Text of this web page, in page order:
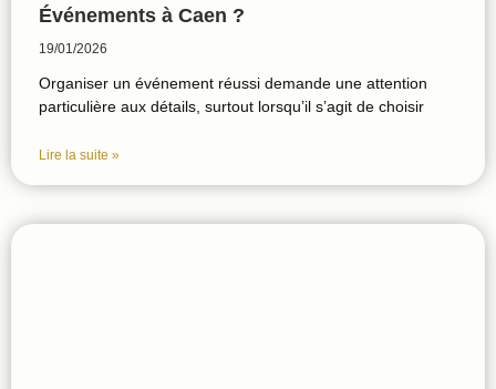
Événements à Caen ?
19/01/2026
Organiser un événement réussi demande une attention
particulière aux détails, surtout lorsqu’il s’agit de choisir
Lire la suite »